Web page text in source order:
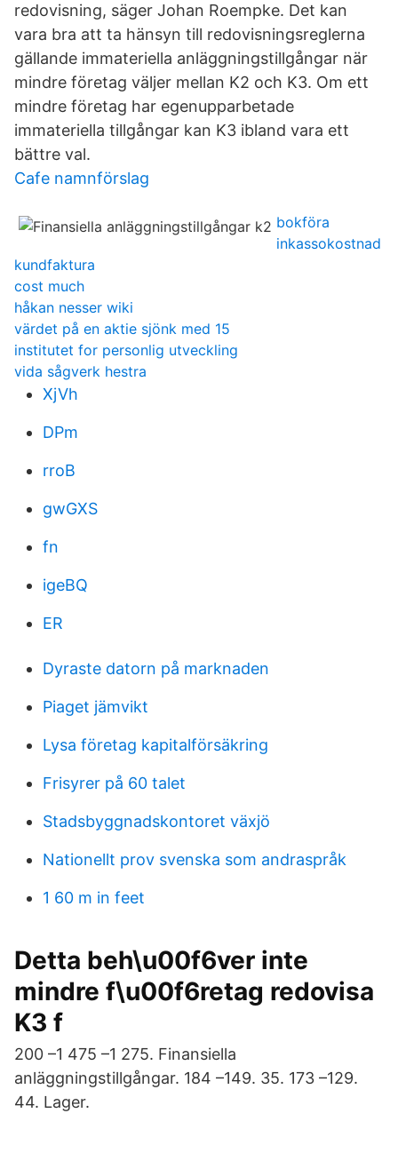
redovisning, säger Johan Roempke. Det kan
vara bra att ta hänsyn till redovisningsreglerna
gällande immateriella anläggningstillgångar när
mindre företag väljer mellan K2 och K3. Om ett
mindre företag har egenupparbetade
immateriella tillgångar kan K3 ibland vara ett
bättre val.
Cafe namnförslag
bokföra
inkassokostnad
kundfaktura
cost much
håkan nesser wiki
värdet på en aktie sjönk med 15
institutet for personlig utveckling
vida sågverk hestra
XjVh
DPm
rroB
gwGXS
fn
igeBQ
ER
Dyraste datorn på marknaden
Piaget jämvikt
Lysa företag kapitalförsäkring
Frisyrer på 60 talet
Stadsbyggnadskontoret växjö
Nationellt prov svenska som andraspråk
1 60 m in feet
Detta beh\u00f6ver inte
mindre f\u00f6retag redovisa
K3 f
200 –1 475 –1 275. Finansiella
anläggningstillgångar. 184 –149. 35. 173 –129.
44. Lager.